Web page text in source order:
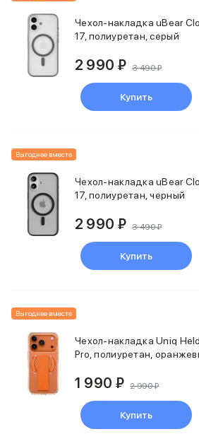
Чехол-накладка uBear
17, полиуретан, серый
2 990 ₽ 3 490 ₽
Купить
Выгоднее вместе
Чехол-накладка uBear
17, полиуретан, черный
2 990 ₽ 3 490 ₽
Купить
Выгоднее вместе
Чехол-накладка Uniq
Pro, полиуретан,
1 990 ₽ 2 990 ₽
Купить